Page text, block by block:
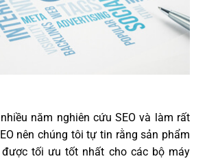
năm nghiên cứu SEO và làm rất
nên chúng tôi tự tin rằng sản phẩm
tối ưu tốt nhất cho các bộ máy